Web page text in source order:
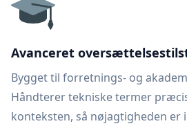
Avanceret
Bygget til forretnings- og
Håndterer tekniske termer
konteksten, så nøjagtigheden er